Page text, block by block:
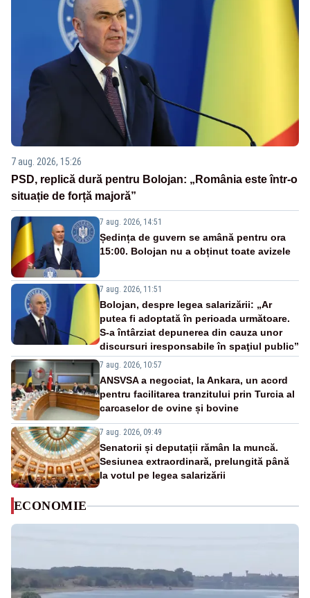
7 aug. 2026, 15:26
PSD, replică dură pentru Bolojan: „România este într-o
situație de forță majoră”
7 aug. 2026, 14:51
Ședința de guvern se amână pentru ora
15:00. Bolojan nu a obținut toate avizele
7 aug. 2026, 11:51
Bolojan, despre legea salarizării: „Ar
putea fi adoptată în perioada următoare.
S-a întârziat depunerea din cauza unor
discursuri iresponsabile în spaţiul public”
7 aug. 2026, 10:57
ANSVSA a negociat, la Ankara, un acord
pentru facilitarea tranzitului prin Turcia al
carcaselor de ovine și bovine
7 aug. 2026, 09:49
Senatorii și deputații rămân la muncă.
Sesiunea extraordinară, prelungită până
la votul pe legea salarizării
ECONOMIE